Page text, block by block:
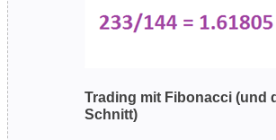
Trading mit Fibonacci (und
Schnitt)